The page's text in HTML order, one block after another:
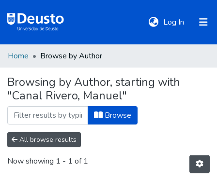
Log In (current)
Communities
&
Collections
All of DSpace
Home Browse by Author
Browsing by Author, starting with
"Canal Rivero, Manuel"
Browse
All browse results
Now showing 1 - 1 of 1